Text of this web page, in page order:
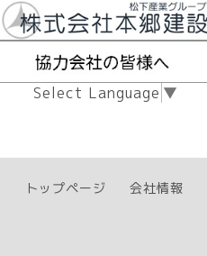
Select Language ▼
トップページ 会社情報